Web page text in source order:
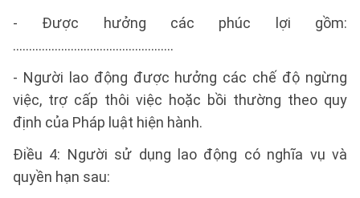
- Được hưởng các phúc lợi gồm:
..................................................
- Người lao động được hưởng các chế độ ngừng
việc, trợ cấp thôi việc hoặc bồi thường theo quy
định của Pháp luật hiện hành.
Điều 4: Người sử dụng lao động có nghĩa vụ và
quyền hạn sau: